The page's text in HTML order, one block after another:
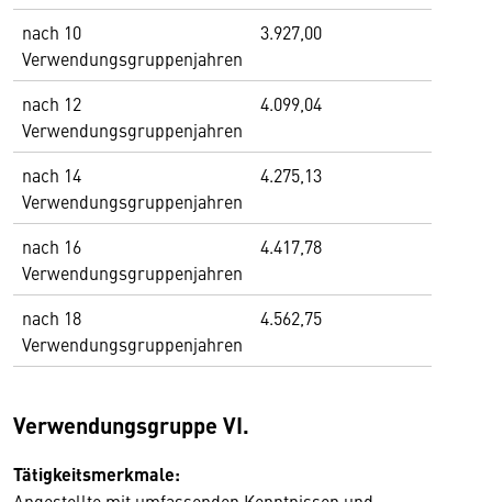
nach 10
Verwendungsgruppenjahren
3.927,00
nach 12
Verwendungsgruppenjahren
4.099,04
nach 14
Verwendungsgruppenjahren
4.275,13
nach 16
Verwendungsgruppenjahren
4.417,78
nach 18
Verwendungsgruppenjahren
4.562,75
Verwendungsgruppe VI.
Tätigkeitsmerkmale: